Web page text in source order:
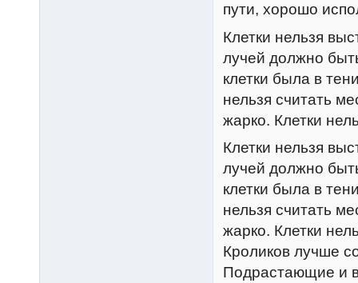
пути, хорошо
Клетки нельзя
лучей должно
клетки была в
нельзя считать
жарко. Клетки
Клетки нельзя
лучей должно
клетки была в
нельзя считать
жарко. Клетки
Кроликов лучше
Подрастающие и